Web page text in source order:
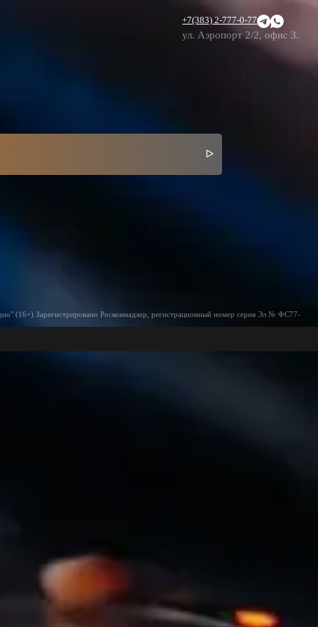
+7(383) 2-777-0-77
ул. Аэропорт 2/2, офис 3.
(16+) Зарегистрировано Роскомнадзор, регистрационный номер серия Эл № ФС77-